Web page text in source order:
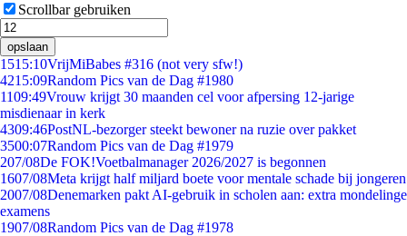
Scrollbar gebruiken
opslaan
1515:10VrijMiBabes #316 (not very sfw!)
4215:09Random Pics van de Dag #1980
1109:49Vrouw krijgt 30 maanden cel voor afpersing 12-jarige
misdienaar in kerk
4309:46PostNL-bezorger steekt bewoner na ruzie over pakket
3500:07Random Pics van de Dag #1979
207/08De FOK!Voetbalmanager 2026/2027 is begonnen
1607/08Meta krijgt half miljard boete voor mentale schade bij jongeren
2007/08Denemarken pakt AI-gebruik in scholen aan: extra mondelinge
examens
1907/08Random Pics van de Dag #1978